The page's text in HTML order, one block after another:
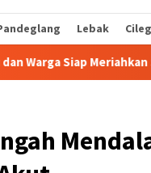
Lebak
Kebugaran PPI di